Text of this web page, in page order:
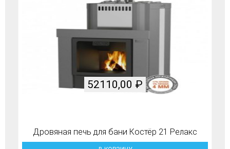
Дровяная печь для бани Костёр 21 Релакс
52110,00 ₽